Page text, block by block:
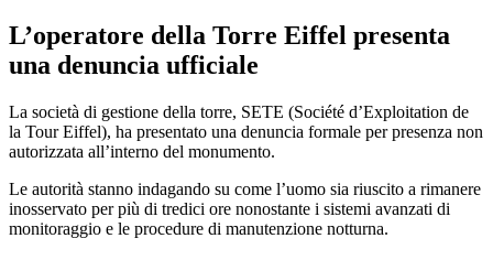
L’operatore della Torre Eiffel presenta
una denuncia ufficiale
La società di gestione della torre, SETE (Société d’Exploitation de
la Tour Eiffel), ha presentato una denuncia formale per presenza non
autorizzata all’interno del monumento.
Le autorità stanno indagando su come l’uomo sia riuscito a rimanere
inosservato per più di tredici ore nonostante i sistemi avanzati di
monitoraggio e le procedure di manutenzione notturna.